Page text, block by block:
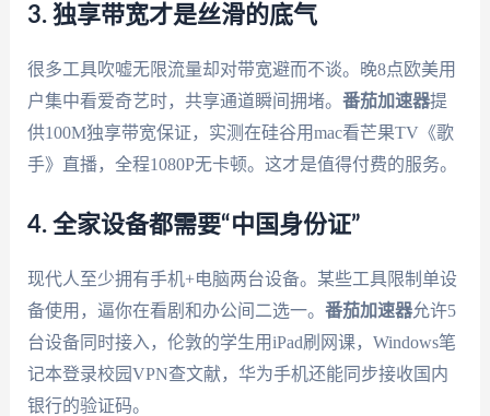
3. 独享带宽才是丝滑的底气
很多工具吹嘘无限流量却对带宽避而不谈。晚8点欧美用
户集中看爱奇艺时，共享通道瞬间拥堵。 番茄加速器提
供100M独享带宽保证，实测在硅谷用mac看芒果TV《歌
手》直播，全程1080P无卡顿。这才是值得付费的服务。
4. 全家设备都需要“中国身份证”
现代人至少拥有手机+电脑两台设备。某些工具限制单设
备使用，逼你在看剧和办公间二选一。 番茄加速器允许5
台设备同时接入，伦敦的学生用iPad刷网课，Windows笔
记本登录校园VPN查文献，华为手机还能同步接收国内
银行的验证码。